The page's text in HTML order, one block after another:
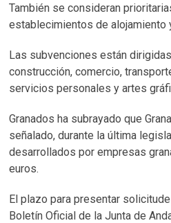
También se consideran
establecimientos de
Las subvenciones están
construcción, comercio,
servicios personales y artes
Granados ha subrayado que
señalado, durante la última
desarrollados por empresas
euros.
El plazo para presentar
Boletín Oficial de la Junta de